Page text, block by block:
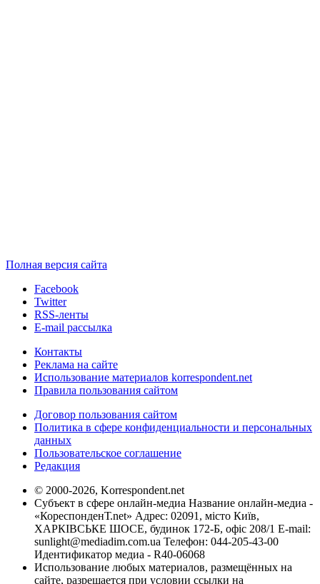
Полная версия сайта
Facebook
Twitter
RSS-ленты
E-mail рассылка
Контакты
Реклама на сайте
Использование материалов korrespondent.net
Правила пользования сайтом
Договор пользования сайтом
Политика в сфере конфиденциальности и персональных
данных
Пользовательское соглашение
Редакция
© 2000-2026, Korrespondent.net
Субъект в сфере онлайн-медиа Название онлайн-медиа -
«КореспонденТ.net» Адрес: 02091, місто Київ,
ХАРКІВСЬКЕ ШОСЕ, будинок 172-Б, офіс 208/1 E-mail:
sunlight@mediadim.com.ua Телефон: 044-205-43-00
Идентификатор медиа - R40-06068
Использование любых материалов, размещённых на
сайте, разрешается при условии ссылки на